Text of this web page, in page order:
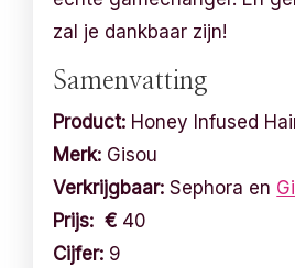
zal je dankbaar zijn!
Samenvatting
Product: Honey Infused
Merk: Gisou
Verkrijgbaar: Sephora en
Prijs: € 40
Cijfer: 9